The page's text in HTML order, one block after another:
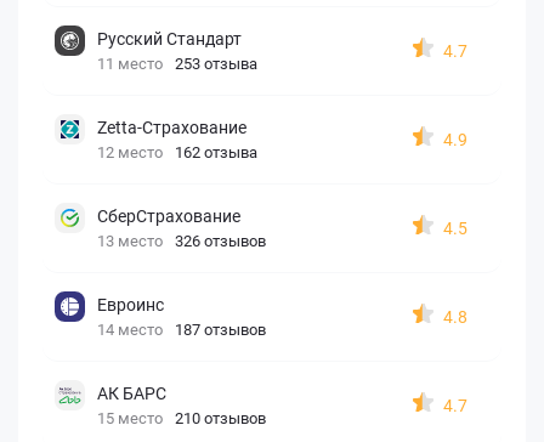
Русский Стандарт
11 место 253 отзыва
4.7
Zetta-Страхование
12 место 162 отзыва
4.9
СберСтрахование
13 место 326 отзывов
4.5
Евроинс
14 место 187 отзывов
4.8
АК БАРС
15 место 210 отзывов
4.7